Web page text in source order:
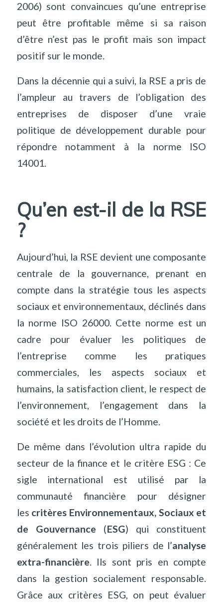
2006) sont convaincues qu’une entreprise
peut être profitable même si sa raison
d’être n’est pas le profit mais son impact
positif sur le monde.
Dans la décennie qui a suivi, la RSE a pris de
l’ampleur au travers de l’obligation des
entreprises de disposer d’une vraie
politique de développement durable pour
répondre notamment à la norme ISO
14001.
Qu’en est-il de la RSE
?
Aujourd’hui, la RSE devient une composante
centrale de la gouvernance, prenant en
compte dans la stratégie tous les aspects
sociaux et environnementaux, déclinés dans
la norme ISO 26000. Cette norme est un
cadre pour évaluer les politiques de
l’entreprise comme les pratiques
commerciales, les aspects sociaux et
humains, la satisfaction client, le respect de
l’environnement, l’engagement dans la
société et les droits de l’Homme.
De même dans l’évolution ultra rapide du
secteur de la finance et le critère ESG : Ce
sigle international est utilisé par la
communauté financière pour désigner
les critères Environnementaux, Sociaux et
de Gouvernance (ESG) qui constituent
généralement les trois piliers de l’analyse
extra-financière. Ils sont pris en compte
dans la gestion socialement responsable.
Grâce aux critères ESG, on peut évaluer